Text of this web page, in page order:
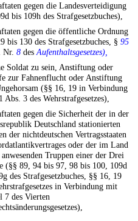
gegen die Landesverteidigung
bis 109h des Strafgesetzbuches),
gegen die öffentliche Ordnung
bis 130 des Strafgesetzbuches, § 95
Nr. 8 desAufenthaltsgesetzes),
Soldat zu sein, Anstiftung oder
zur Fahnenflucht oder Anstiftung
(§§ 16, 19 in Verbindung
Abs. 3 des Wehrstrafgesetzes),
gegen die Sicherheit der in der
Deutschland stationierten
der nichtdeutschen Vertragsstaaten
oder der im Land
Truppen einer der Drei
(§§ 89, 94 bis 97, 98 bis 100, 109d
des Strafgesetzbuches, §§ 16, 19
in Verbindung mit
7 des Vierten